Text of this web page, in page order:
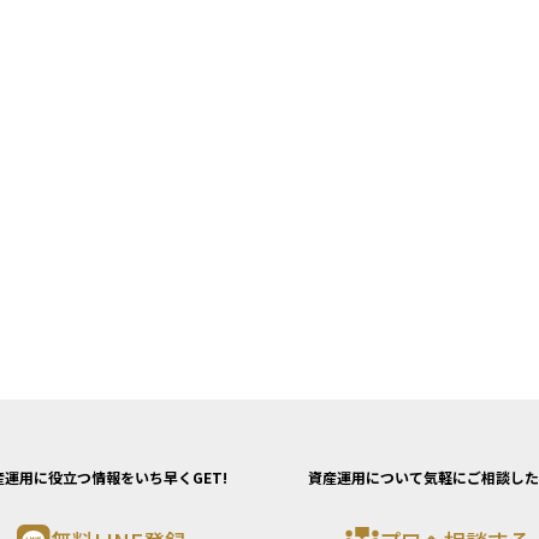
運用に役立つ情報をいち早くGET! 資産運用について気軽にご相談し